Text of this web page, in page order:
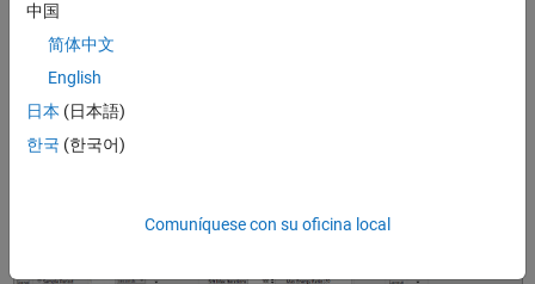
Otra forma de explicar EMD es considerar una señal como una
oscilación rápida superpuesta a otra más lenta. Después de extraer
lento como la nueva señal y la vuelve a considerar como una
oscilación rápida superpuesta a una más lenta. El algoritmo continúa
中国
简体中文
English
日本 (日本語)
한국 (한국어)
Comuníquese con su oficina local